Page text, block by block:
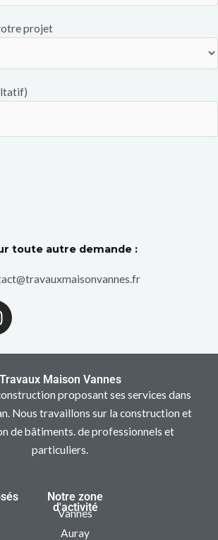
projet
toute autre demande :
a
Travaux Maison Vannes
proposant ses services dans
Nous travaillons sur la construction et
de bâtiments. de professionnels et
particuliers.
Notre zone
d'activité
Vannes
Auray